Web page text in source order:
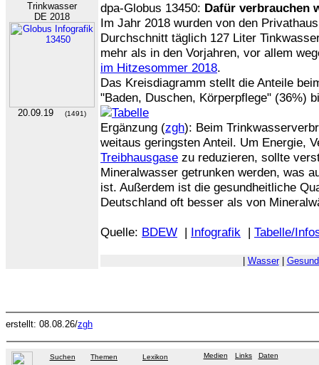
Trinkwasser
DE 2018
20.09.19 (1491)
dpa-Globus 13450: Dafür verbrauchen
Im Jahr 2018 wurden von den
Durchschnitt täglich 127 Liter
mehr als in den Vorjahren, vor allem
im Hitzesommer 2018.
Das Kreisdiagramm stellt die Anteile
"Baden, Duschen, Körperpflege" (36%)
Ergänzung (zgh): Beim
weitaus geringsten Anteil. Um Energie,
Treibhausgase zu reduzieren, sollte
Mineralwasser getrunken werden, was
ist. Außerdem ist die gesundheitliche
Deutschland oft besser als von
Quelle: BDEW | Infografik | Tabelle/
Wasser|
erstellt: 08.08.26/zgh
Suchen Themen
Lexikon
Medien Links
Daten